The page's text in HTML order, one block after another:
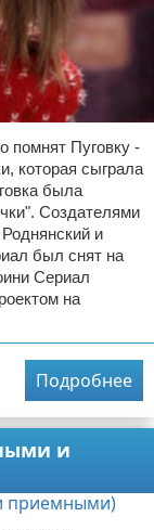
помнят Пуговку -
которая сыграла
была
Создателями
и
был снят на
Сериал
на
Подробнее
и